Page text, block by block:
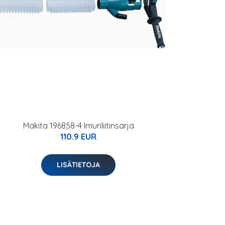
Makita 196858-4 Imuriliitinsarja
110.9 EUR
LISÄTIETOJA